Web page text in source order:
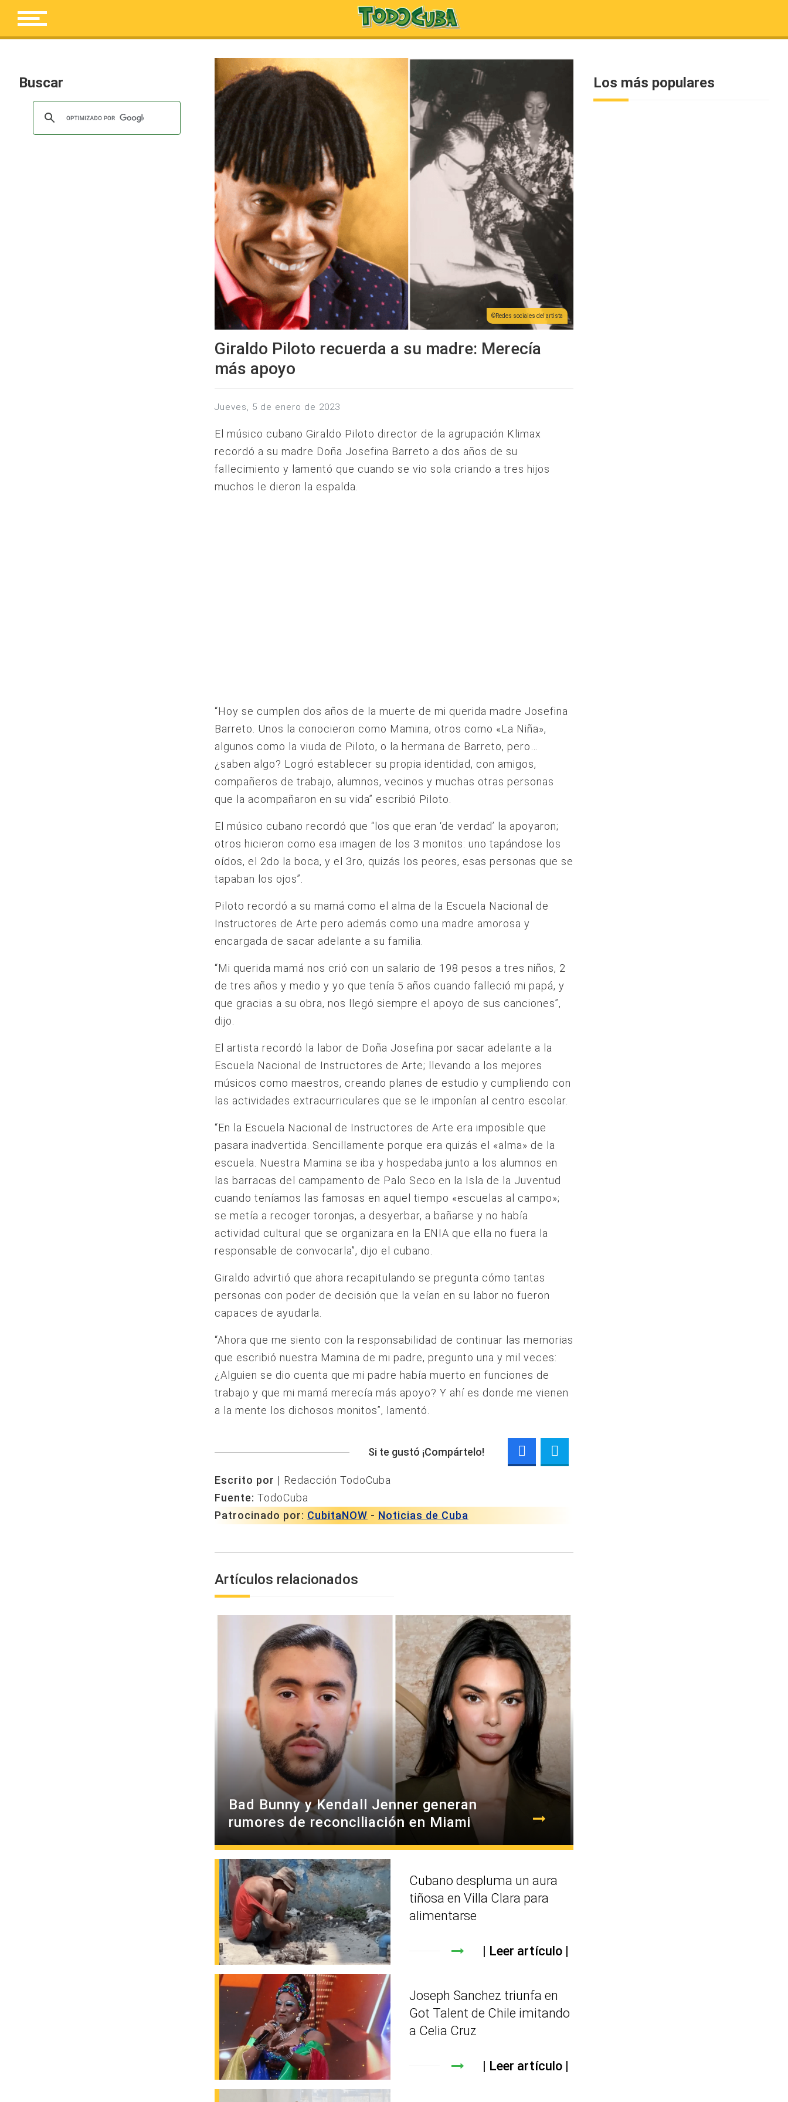
Buscar
Redes sociales del artista
Giraldo Piloto recuerda a su madre: Merecía
más apoyo
jueves, 5 de enero de 2023
El músico cubano Giraldo Piloto director de la agrupación Klimax
recordó a su madre Doña Josefina Barreto a dos años de su
fallecimiento y lamentó que cuando se vio sola criando a tres hijos
muchos le dieron la espalda.
“Hoy se cumplen dos años de la muerte de mi querida madre Josefina
Barreto. Unos la conocieron como Mamina, otros como «La Niña»,
algunos como la viuda de Piloto, o la hermana de Barreto, pero…
¿saben algo? Logró establecer su propia identidad, con amigos,
compañeros de trabajo, alumnos, vecinos y muchas otras personas
que la acompañaron en su vida” escribió Piloto.
El músico cubano recordó que “los que eran ‘de verdad’ la apoyaron;
otros hicieron como esa imagen de los 3 monitos: uno tapándose los
oídos, el 2do la boca, y el 3ro, quizás los peores, esas personas que se
tapaban los ojos”.
Piloto recordó a su mamá como el alma de la Escuela Nacional de
Instructores de Arte pero además como una madre amorosa y
encargada de sacar adelante a su familia.
“Mi querida mamá nos crió con un salario de 198 pesos a tres niños, 2
de tres años y medio y yo que tenía 5 años cuando falleció mi papá, y
que gracias a su obra, nos llegó siempre el apoyo de sus canciones”,
dijo.
El artista recordó la labor de Doña Josefina por sacar adelante a la
Escuela Nacional de Instructores de Arte; llevando a los mejores
músicos como maestros, creando planes de estudio y cumpliendo con
las actividades extracurriculares que se le imponían al centro escolar.
“En la Escuela Nacional de Instructores de Arte era imposible que
pasara inadvertida. Sencillamente porque era quizás el «alma» de la
escuela. Nuestra Mamina se iba y hospedaba junto a los alumnos en
las barracas del campamento de Palo Seco en la Isla de la Juventud
cuando teníamos las famosas en aquel tiempo «escuelas al campo»;
se metía a recoger toronjas, a desyerbar, a bañarse y no había
actividad cultural que se organizara en la ENIA que ella no fuera la
responsable de convocarla”, dijo el cubano.
Giraldo advirtió que ahora recapitulando se pregunta cómo tantas
personas con poder de decisión que la veían en su labor no fueron
capaces de ayudarla.
“Ahora que me siento con la responsabilidad de continuar las memorias
que escribió nuestra Mamina de mi padre, pregunto una y mil veces:
¿Alguien se dio cuenta que mi padre había muerto en funciones de
trabajo y que mi mamá merecía más apoyo? Y ahí es donde me vienen
a la mente los dichosos monitos”, lamentó.
Si te gustó ¡Compártelo!
Escrito por | Redacción TodoCuba
Fuente: TodoCuba
Patrocinado por: CubitaNOW - Noticias de Cuba
Artículos relacionados
Bad Bunny y Kendall Jenner generan
rumores de reconciliación en Miami
Cubano despluma un aura
tiñosa en Villa Clara para
alimentarse
Leer artículo
Joseph Sanchez triunfa en
Got Talent de Chile imitando
a Celia Cruz
Leer artículo
Los más populares